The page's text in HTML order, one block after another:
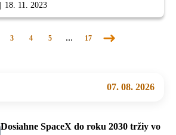
18. 11. 2023
3 4 5 … 17
Nasledujúca
07. 08. 2026
Dosiahne SpaceX do roku 2030 tržiy vo